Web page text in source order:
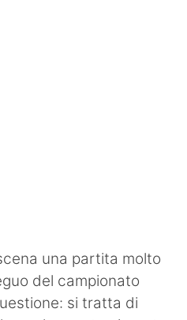
una partita molto
del campionato
si tratta di